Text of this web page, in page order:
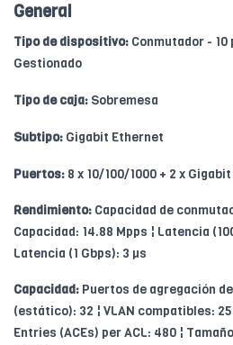
General
Tipo de dispositivo: Conmutador -
Gestionado
Tipo de caja: Sobremesa
Subtipo: Gigabit Ethernet
Puertos: 8 x 10/100/1000 + 2 x Gigabit
Rendimiento: Capacidad de
Capacidad: 14.88 Mpps ¦ Latencia
Latencia (1 Gbps): 3 µs
Capacidad: Puertos de agregación
(estático): 32 ¦ VLAN compatibles:
Entries (ACEs) per ACL: 480 ¦